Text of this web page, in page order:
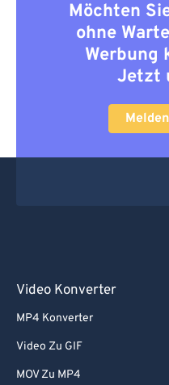
Möchten
ohne
Werbung
Jetzt
Video Konverter
MP4 Konverter
Video Zu GIF
MOV Zu MP4